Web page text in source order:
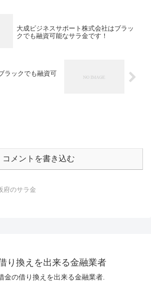
大成ビジネスサポート株式会社はブラッ
クでも融資可能なサラ金です！
ラックでも融資可
コメントを書き込む
府のサラ金
り換えを出来る金融業者
金の借り換えを出来る金融業者.